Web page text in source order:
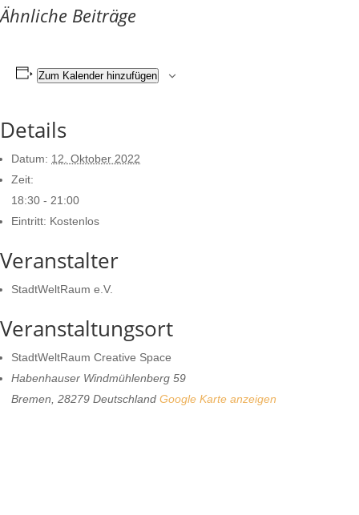
Ähnliche Beiträge
Zum Kalender hinzufügen
Details
Datum: 12. Oktober 2022
Zeit:
18:30 - 21:00
Eintritt: Kostenlos
Veranstalter
StadtWeltRaum e.V.
Veranstaltungsort
StadtWeltRaum Creative Space
Habenhauser Windmühlenberg 59
Bremen 28279 Deutschland Google Karte anzeigen